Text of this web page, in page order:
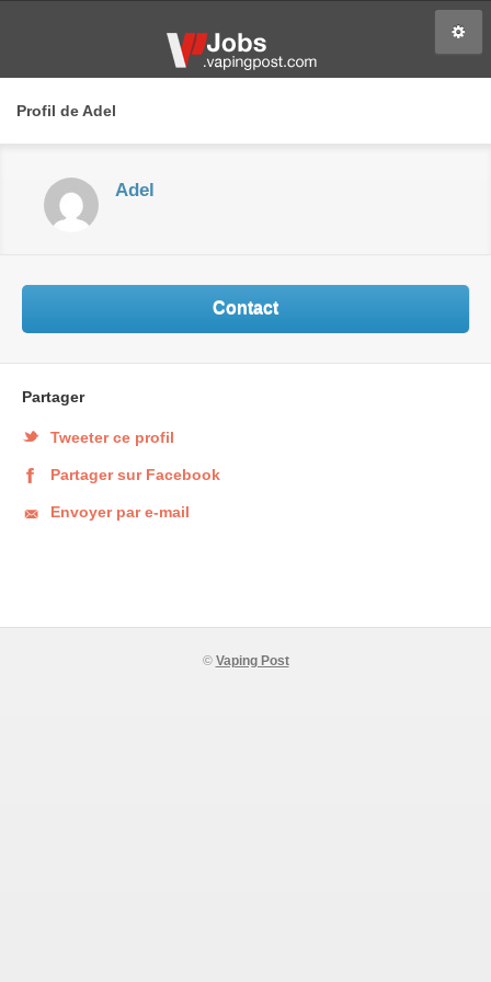
Profil de Adel
Adel
Contact
Partager
Tweeter ce profil
Partager sur Facebook
Envoyer par e-mail
© Vaping Post